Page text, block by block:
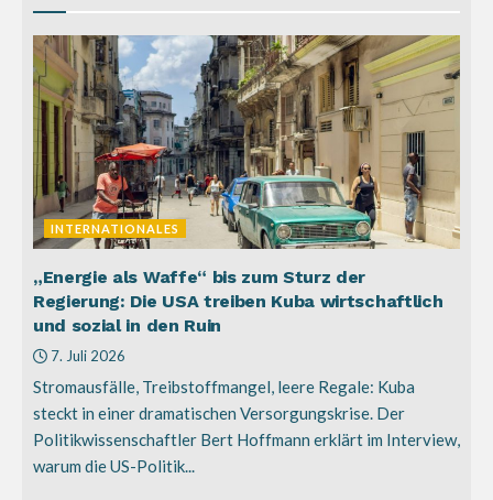
INTERNATIONALES
„Energie als Waffe“ bis zum Sturz der
Regierung: Die USA treiben Kuba wirtschaftlich
und sozial in den Ruin
7. Juli 2026
Stromausfälle, Treibstoffmangel, leere Regale: Kuba
steckt in einer dramatischen Versorgungskrise. Der
Politikwissenschaftler Bert Hoffmann erklärt im Interview,
warum die US-Politik...